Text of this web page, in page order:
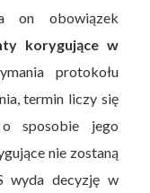
on obowiązek
korygujące w
protokołu
termin liczy się
sposobie jego
nie zostaną
wyda decyzję w